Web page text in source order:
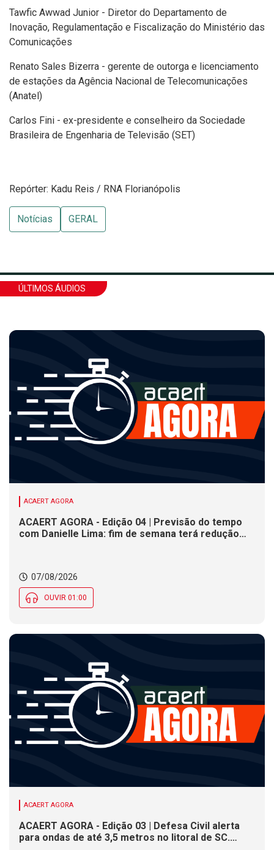
Tawfic Awwad Junior - Diretor do Departamento de
Inovação, Regulamentação e Fiscalização do Ministério das
Comunicações
Renato Sales Bizerra - gerente de outorga e licenciamento
de estações da Agência Nacional de Telecomunicações
(Anatel)
Carlos Fini - ex-presidente e conselheiro da Sociedade
Brasileira de Engenharia de Televisão (SET)
Repórter: Kadu Reis / RNA Florianópolis
Notícias GERAL
ÚLTIMOS ÁUDIOS
ACAERT AGORA
ACAERT AGORA - Edição 04 | Previsão do tempo
com Danielle Lima: fim de semana terá redução
07/08/2026
OUVIR 01:00
ACAERT AGORA
ACAERT AGORA - Edição 03 | Defesa Civil alerta
para ondas de até 3,5 metros no litoral de SC.